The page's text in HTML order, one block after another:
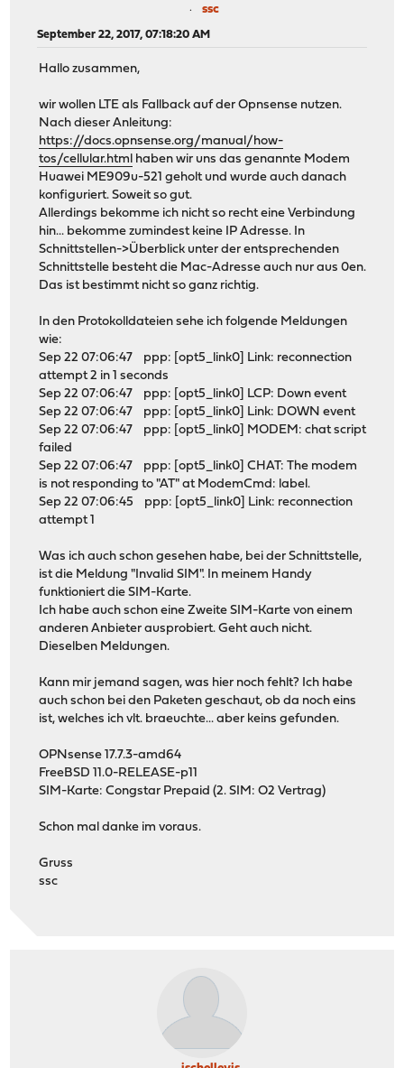
ssc
September 22, 2017, 07:18:20 AM
Hallo zusammen,
wir wollen LTE als Fallback auf der Opnsense nutzen.
Nach dieser Anleitung:
https://docs.opnsense.org/manual/how-
tos/cellular.html haben wir uns das genannte Modem
Huawei ME909u-521 geholt und wurde auch danach
konfiguriert. Soweit so gut.
Allerdings bekomme ich nicht so recht eine Verbindung
hin... bekomme zumindest keine IP Adresse. In
Schnittstellen->Überblick unter der entsprechenden
Schnittstelle besteht die Mac-Adresse auch nur aus 0en.
Das ist bestimmt nicht so ganz richtig.
In den Protokolldateien sehe ich folgende Meldungen
wie:
Sep 22 07:06:47 ppp: [opt5_link0] Link: reconnection
attempt 2 in 1 seconds
Sep 22 07:06:47 ppp: [opt5_link0] LCP: Down event
Sep 22 07:06:47 ppp: [opt5_link0] Link: DOWN event
Sep 22 07:06:47 ppp: [opt5_link0] MODEM: chat script
failed
Sep 22 07:06:47 ppp: [opt5_link0] CHAT: The modem
is not responding to "AT" at ModemCmd: label.
Sep 22 07:06:45 ppp: [opt5_link0] Link: reconnection
attempt 1
Was ich auch schon gesehen habe, bei der Schnittstelle,
ist die Meldung "Invalid SIM". In meinem Handy
funktioniert die SIM-Karte.
Ich habe auch schon eine Zweite SIM-Karte von einem
anderen Anbieter ausprobiert. Geht auch nicht.
Dieselben Meldungen.
Kann mir jemand sagen, was hier noch fehlt? Ich habe
auch schon bei den Paketen geschaut, ob da noch eins
ist, welches ich vlt. braeuchte... aber keins gefunden.
OPNsense 17.7.3-amd64
FreeBSD 11.0-RELEASE-p11
SIM-Karte: Congstar Prepaid (2. SIM: O2 Vertrag)
Schon mal danke im voraus.
Gruss
ssc